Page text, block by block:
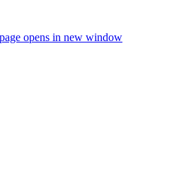
opens in new window